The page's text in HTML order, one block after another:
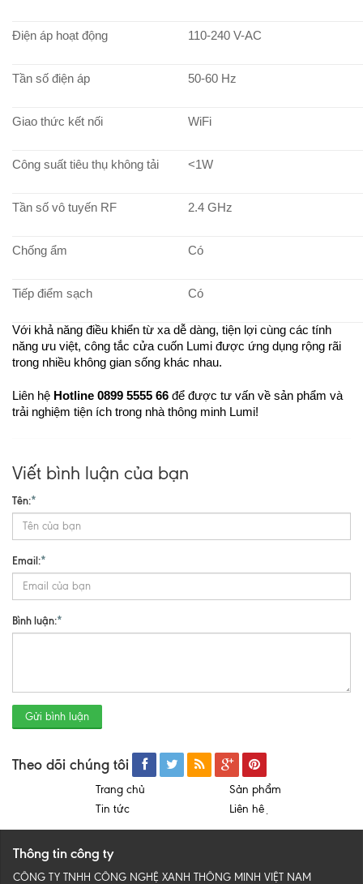
Điện áp hoạt động 110-240 V-AC
Tần số điện áp 50-60 Hz
Giao thức kết nối WiFi
Công suất tiêu thụ không tải <1W
Tần số vô tuyến RF 2.4 GHz
Chống ẩm Có
Tiếp điểm sạch Có
Với khả năng điều khiển từ xa dễ dàng, tiện lợi cùng các tính
năng ưu việt, công tắc cửa cuốn Lumi được ứng dụng rộng rãi
trong nhiều không gian sống khác nhau.
Liên hệ Hotline 0899 5555 66 để được tư vấn về sản phẩm và
trải nghiệm tiện ích trong nhà thông minh Lumi!
Viết bình luận của bạn
Tên:*
Email:*
Bình luận:*
Gửi bình luận
Theo dõi chúng tôi
Trang chủ
Sản phẩm
Tin tức
Liên hệ
Thông tin công ty
CÔNG TY TNHH CÔNG NGHỆ XANH THÔNG MINH VIỆT NAM